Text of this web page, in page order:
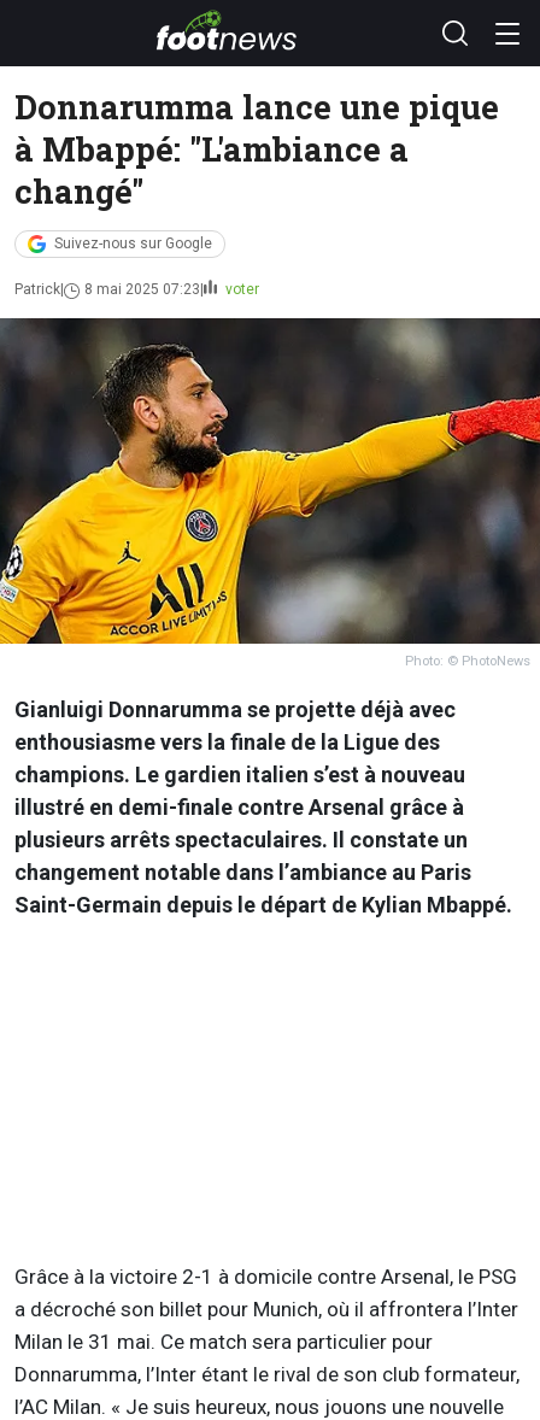
Donnarumma lance une pique
à Mbappé: "L'ambiance a
changé"
Suivez-nous sur Google
Patrick 8 mai 2025 07:23 voter
Photo: © PhotoNews
Gianluigi Donnarumma se projette déjà avec
enthousiasme vers la finale de la Ligue des
champions. Le gardien italien s’est à nouveau
illustré en demi-finale contre Arsenal grâce à
plusieurs arrêts spectaculaires. Il constate un
changement notable dans l’ambiance au Paris
Saint-Germain depuis le départ de Kylian Mbappé.
Grâce à la victoire 2-1 à domicile contre Arsenal, le PSG
a décroché son billet pour Munich, où il affrontera l’Inter
Milan le 31 mai. Ce match sera particulier pour
Donnarumma, l’Inter étant le rival de son club formateur,
l’AC Milan. « Je suis heureux, nous jouons une nouvelle